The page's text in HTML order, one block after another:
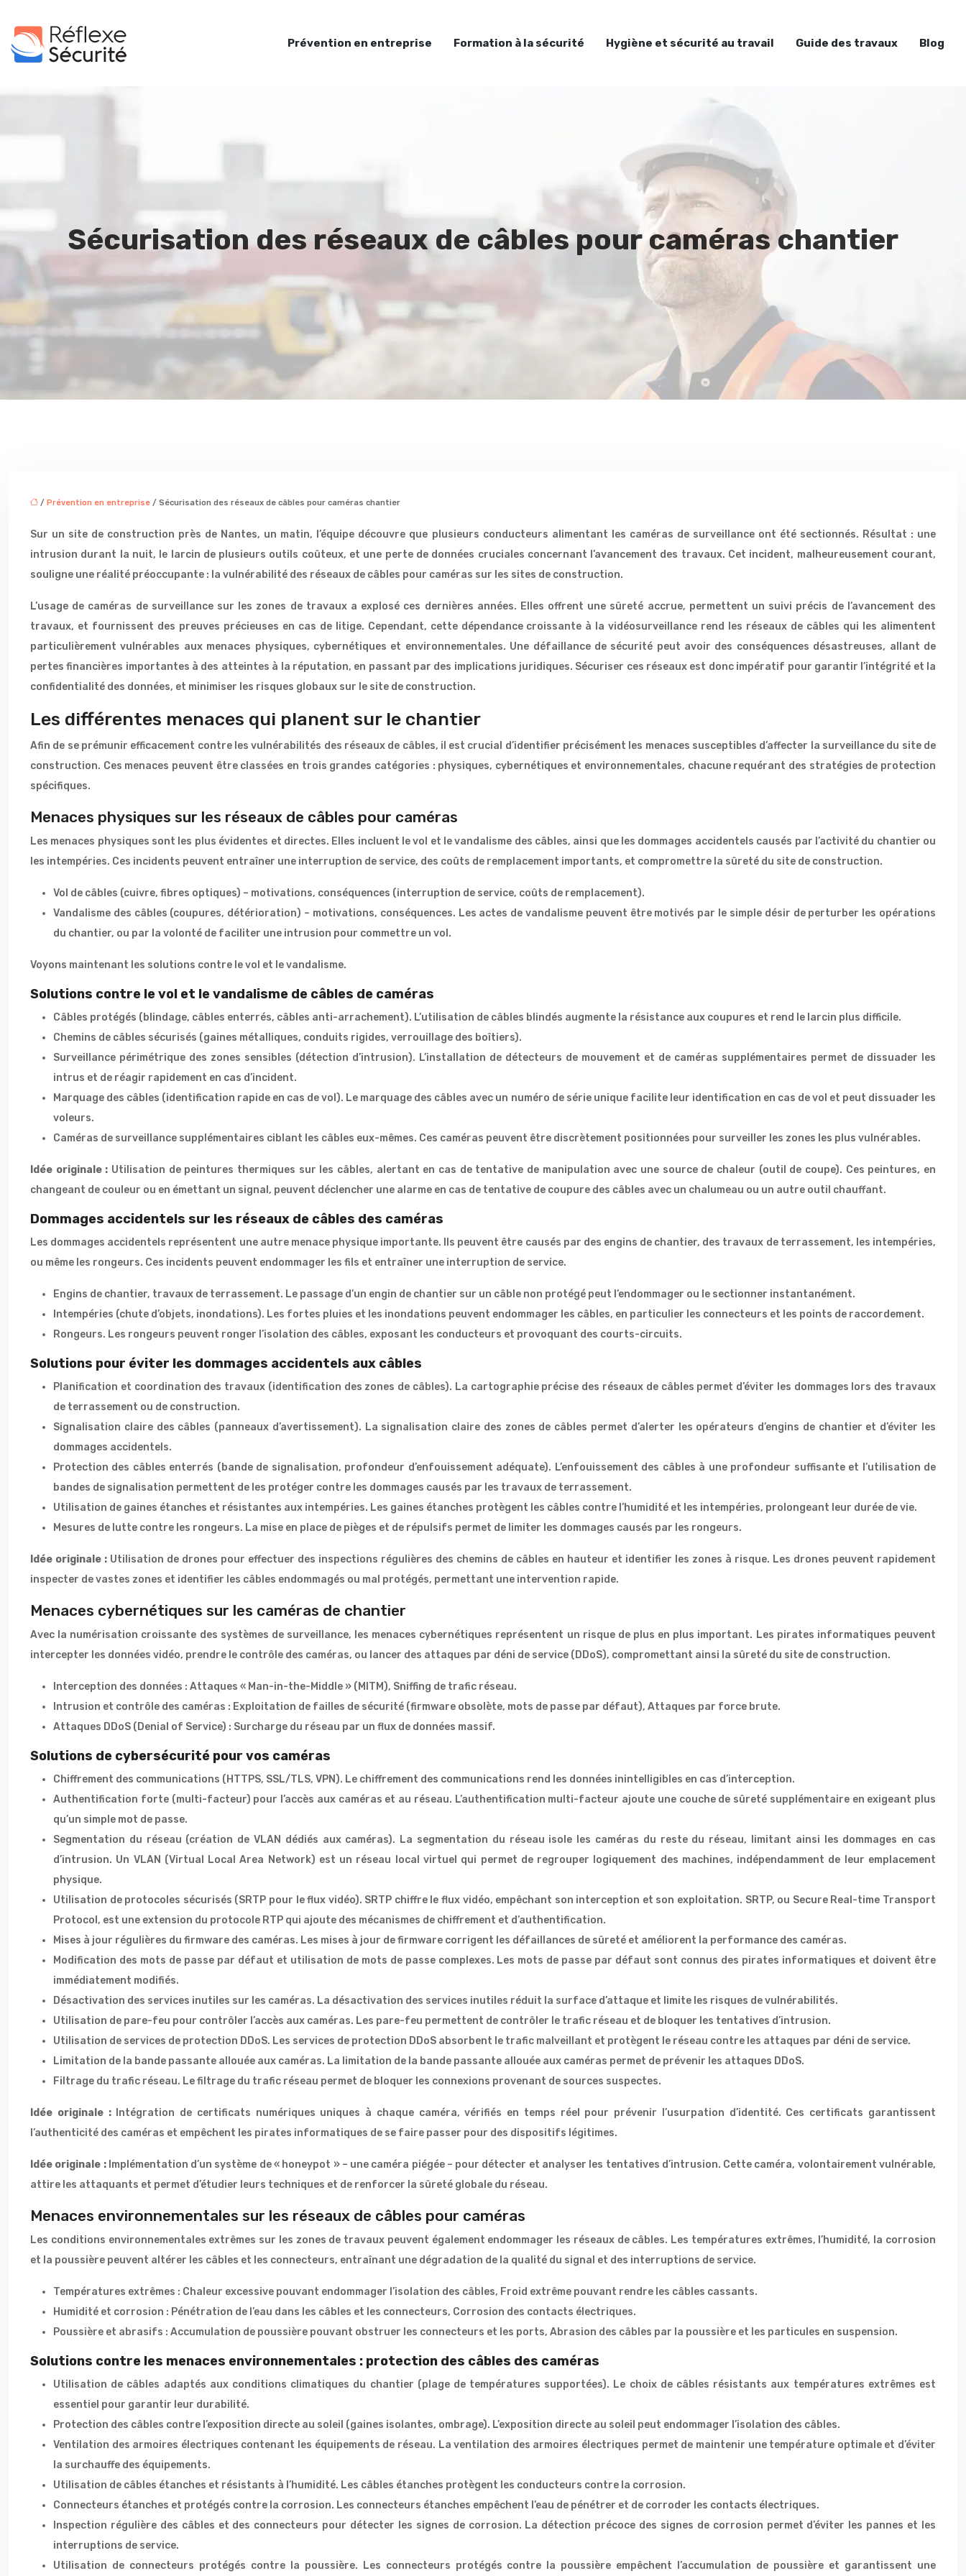
Prévention en entreprise Formation à la sécurité Hygiène et sécurité au travail Guide des travaux Blog
Sécurisation des réseaux de câbles pour caméras chantier
/ Prévention en entreprise / Sécurisation des réseaux de câbles pour caméras chantier
Sur un site de construction près de Nantes, un matin, l’équipe découvre que plusieurs conducteurs alimentant les caméras de surveillance ont été sectionnés. Résultat : une
intrusion durant la nuit, le larcin de plusieurs outils coûteux, et une perte de données cruciales concernant l’avancement des travaux. Cet incident, malheureusement courant,
souligne une réalité préoccupante : la vulnérabilité des réseaux de câbles pour caméras sur les sites de construction.
L’usage de caméras de surveillance sur les zones de travaux a explosé ces dernières années. Elles offrent une sûreté accrue, permettent un suivi précis de l’avancement des
travaux, et fournissent des preuves précieuses en cas de litige. Cependant, cette dépendance croissante à la vidéosurveillance rend les réseaux de câbles qui les alimentent
particulièrement vulnérables aux menaces physiques, cybernétiques et environnementales. Une défaillance de sécurité peut avoir des conséquences désastreuses, allant de
pertes financières importantes à des atteintes à la réputation, en passant par des implications juridiques. Sécuriser ces réseaux est donc impératif pour garantir l’intégrité et la
confidentialité des données, et minimiser les risques globaux sur le site de construction.
Les différentes menaces qui planent sur le chantier
Afin de se prémunir efficacement contre les vulnérabilités des réseaux de câbles, il est crucial d’identifier précisément les menaces susceptibles d’affecter la surveillance du site de
construction. Ces menaces peuvent être classées en trois grandes catégories : physiques, cybernétiques et environnementales, chacune requérant des stratégies de protection
spécifiques.
Menaces physiques sur les réseaux de câbles pour caméras
Les menaces physiques sont les plus évidentes et directes. Elles incluent le vol et le vandalisme des câbles, ainsi que les dommages accidentels causés par l’activité du chantier ou
les intempéries. Ces incidents peuvent entraîner une interruption de service, des coûts de remplacement importants, et compromettre la sûreté du site de construction.
Vol de câbles (cuivre, fibres optiques) – motivations, conséquences (interruption de service, coûts de remplacement).
Vandalisme des câbles (coupures, détérioration) – motivations, conséquences. Les actes de vandalisme peuvent être motivés par le simple désir de perturber les opérations
du chantier, ou par la volonté de faciliter une intrusion pour commettre un vol.
Voyons maintenant les solutions contre le vol et le vandalisme.
Solutions contre le vol et le vandalisme de câbles de caméras
Câbles protégés (blindage, câbles enterrés, câbles anti-arrachement). L’utilisation de câbles blindés augmente la résistance aux coupures et rend le larcin plus difficile.
Chemins de câbles sécurisés (gaines métalliques, conduits rigides, verrouillage des boîtiers).
Surveillance périmétrique des zones sensibles (détection d’intrusion). L’installation de détecteurs de mouvement et de caméras supplémentaires permet de dissuader les
intrus et de réagir rapidement en cas d’incident.
Marquage des câbles (identification rapide en cas de vol). Le marquage des câbles avec un numéro de série unique facilite leur identification en cas de vol et peut dissuader les
voleurs.
Caméras de surveillance supplémentaires ciblant les câbles eux-mêmes. Ces caméras peuvent être discrètement positionnées pour surveiller les zones les plus vulnérables.
Idée originale : Utilisation de peintures thermiques sur les câbles, alertant en cas de tentative de manipulation avec une source de chaleur (outil de coupe). Ces peintures, en
changeant de couleur ou en émettant un signal, peuvent déclencher une alarme en cas de tentative de coupure des câbles avec un chalumeau ou un autre outil chauffant.
Dommages accidentels sur les réseaux de câbles des caméras
Les dommages accidentels représentent une autre menace physique importante. Ils peuvent être causés par des engins de chantier, des travaux de terrassement, les intempéries,
ou même les rongeurs. Ces incidents peuvent endommager les fils et entraîner une interruption de service.
Engins de chantier, travaux de terrassement. Le passage d’un engin de chantier sur un câble non protégé peut l’endommager ou le sectionner instantanément.
Intempéries (chute d’objets, inondations). Les fortes pluies et les inondations peuvent endommager les câbles, en particulier les connecteurs et les points de raccordement.
Rongeurs. Les rongeurs peuvent ronger l’isolation des câbles, exposant les conducteurs et provoquant des courts-circuits.
Solutions pour éviter les dommages accidentels aux câbles
Planification et coordination des travaux (identification des zones de câbles). La cartographie précise des réseaux de câbles permet d’éviter les dommages lors des travaux
de terrassement ou de construction.
Signalisation claire des câbles (panneaux d’avertissement). La signalisation claire des zones de câbles permet d’alerter les opérateurs d’engins de chantier et d’éviter les
dommages accidentels.
Protection des câbles enterrés (bande de signalisation, profondeur d’enfouissement adéquate). L’enfouissement des câbles à une profondeur suffisante et l’utilisation de
bandes de signalisation permettent de les protéger contre les dommages causés par les travaux de terrassement.
Utilisation de gaines étanches et résistantes aux intempéries. Les gaines étanches protègent les câbles contre l’humidité et les intempéries, prolongeant leur durée de vie.
Mesures de lutte contre les rongeurs. La mise en place de pièges et de répulsifs permet de limiter les dommages causés par les rongeurs.
Idée originale : Utilisation de drones pour effectuer des inspections régulières des chemins de câbles en hauteur et identifier les zones à risque. Les drones peuvent rapidement
inspecter de vastes zones et identifier les câbles endommagés ou mal protégés, permettant une intervention rapide.
Menaces cybernétiques sur les caméras de chantier
Avec la numérisation croissante des systèmes de surveillance, les menaces cybernétiques représentent un risque de plus en plus important. Les pirates informatiques peuvent
intercepter les données vidéo, prendre le contrôle des caméras, ou lancer des attaques par déni de service (DDoS), compromettant ainsi la sûreté du site de construction.
Interception des données : Attaques « Man-in-the-Middle » (MITM), Sniffing de trafic réseau.
Intrusion et contrôle des caméras : Exploitation de failles de sécurité (firmware obsolète, mots de passe par défaut), Attaques par force brute.
Attaques DDoS (Denial of Service) : Surcharge du réseau par un flux de données massif.
Solutions de cybersécurité pour vos caméras
Chiffrement des communications (HTTPS, SSL/TLS, VPN). Le chiffrement des communications rend les données inintelligibles en cas d’interception.
Authentification forte (multi-facteur) pour l’accès aux caméras et au réseau. L’authentification multi-facteur ajoute une couche de sûreté supplémentaire en exigeant plus
qu’un simple mot de passe.
Segmentation du réseau (création de VLAN dédiés aux caméras). La segmentation du réseau isole les caméras du reste du réseau, limitant ainsi les dommages en cas
d’intrusion. Un VLAN (Virtual Local Area Network) est un réseau local virtuel qui permet de regrouper logiquement des machines, indépendamment de leur emplacement
physique.
Utilisation de protocoles sécurisés (SRTP pour le flux vidéo). SRTP chiffre le flux vidéo, empêchant son interception et son exploitation. SRTP, ou Secure Real-time Transport
Protocol, est une extension du protocole RTP qui ajoute des mécanismes de chiffrement et d’authentification.
Mises à jour régulières du firmware des caméras. Les mises à jour de firmware corrigent les défaillances de sûreté et améliorent la performance des caméras.
Modification des mots de passe par défaut et utilisation de mots de passe complexes. Les mots de passe par défaut sont connus des pirates informatiques et doivent être
immédiatement modifiés.
Désactivation des services inutiles sur les caméras. La désactivation des services inutiles réduit la surface d’attaque et limite les risques de vulnérabilités.
Utilisation de pare-feu pour contrôler l’accès aux caméras. Les pare-feu permettent de contrôler le trafic réseau et de bloquer les tentatives d’intrusion.
Utilisation de services de protection DDoS. Les services de protection DDoS absorbent le trafic malveillant et protègent le réseau contre les attaques par déni de service.
Limitation de la bande passante allouée aux caméras. La limitation de la bande passante allouée aux caméras permet de prévenir les attaques DDoS.
Filtrage du trafic réseau. Le filtrage du trafic réseau permet de bloquer les connexions provenant de sources suspectes.
Idée originale :
Intégration de certificats numériques uniques à chaque caméra, vérifiés en temps réel pour prévenir l’usurpation d’identité. Ces certificats garantissent
l’authenticité des caméras et empêchent les pirates informatiques de se faire passer pour des dispositifs légitimes.
Idée originale : Implémentation d’un système de « honeypot » – une caméra piégée – pour détecter et analyser les tentatives d’intrusion. Cette caméra, volontairement vulnérable,
attire les attaquants et permet d’étudier leurs techniques et de renforcer la sûreté globale du réseau.
Menaces environnementales sur les réseaux de câbles pour caméras
Les conditions environnementales extrêmes sur les zones de travaux peuvent également endommager les réseaux de câbles. Les températures extrêmes, l’humidité, la corrosion
et la poussière peuvent altérer les câbles et les connecteurs, entraînant une dégradation de la qualité du signal et des interruptions de service.
Températures extrêmes : Chaleur excessive pouvant endommager l’isolation des câbles, Froid extrême pouvant rendre les câbles cassants.
Humidité et corrosion : Pénétration de l’eau dans les câbles et les connecteurs, Corrosion des contacts électriques.
Poussière et abrasifs : Accumulation de poussière pouvant obstruer les connecteurs et les ports, Abrasion des câbles par la poussière et les particules en suspension.
Solutions contre les menaces environnementales : protection des câbles des caméras
Utilisation de câbles adaptés aux conditions climatiques du chantier (plage de températures supportées). Le choix de câbles résistants aux températures extrêmes est
essentiel pour garantir leur durabilité.
Protection des câbles contre l’exposition directe au soleil (gaines isolantes, ombrage). L’exposition directe au soleil peut endommager l’isolation des câbles.
Ventilation des armoires électriques contenant les équipements de réseau. La ventilation des armoires électriques permet de maintenir une température optimale et d’éviter
la surchauffe des équipements.
Utilisation de câbles étanches et résistants à l’humidité. Les câbles étanches protègent les conducteurs contre la corrosion.
Connecteurs étanches et protégés contre la corrosion. Les connecteurs étanches empêchent l’eau de pénétrer et de corroder les contacts électriques.
Inspection régulière des câbles et des connecteurs pour détecter les signes de corrosion. La détection précoce des signes de corrosion permet d’éviter les pannes et les
interruptions de service.
Utilisation de connecteurs protégés contre la poussière. Les connecteurs protégés contre la poussière empêchent l’accumulation de poussière et garantissent une